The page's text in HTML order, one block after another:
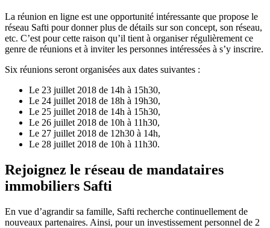
La réunion en ligne est une opportunité intéressante que propose le
réseau Safti pour donner plus de détails sur son concept, son réseau,
etc. C’est pour cette raison qu’il tient à organiser régulièrement ce
genre de réunions et à inviter les personnes intéressées à s’y inscrire.
Six réunions seront organisées aux dates suivantes :
Le 23 juillet 2018 de 14h à 15h30,
Le 24 juillet 2018 de 18h à 19h30,
Le 25 juillet 2018 de 14h à 15h30,
Le 26 juillet 2018 de 10h à 11h30,
Le 27 juillet 2018 de 12h30 à 14h,
Le 28 juillet 2018 de 10h à 11h30.
Rejoignez le réseau de mandataires
immobiliers Safti
En vue d’agrandir sa famille, Safti recherche continuellement de
nouveaux partenaires. Ainsi, pour un investissement personnel de 2